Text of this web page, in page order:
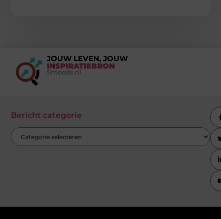
JOUW LEVEN, JOUW
INSPIRATIEBRON
Smoods.nl
Bericht categorie